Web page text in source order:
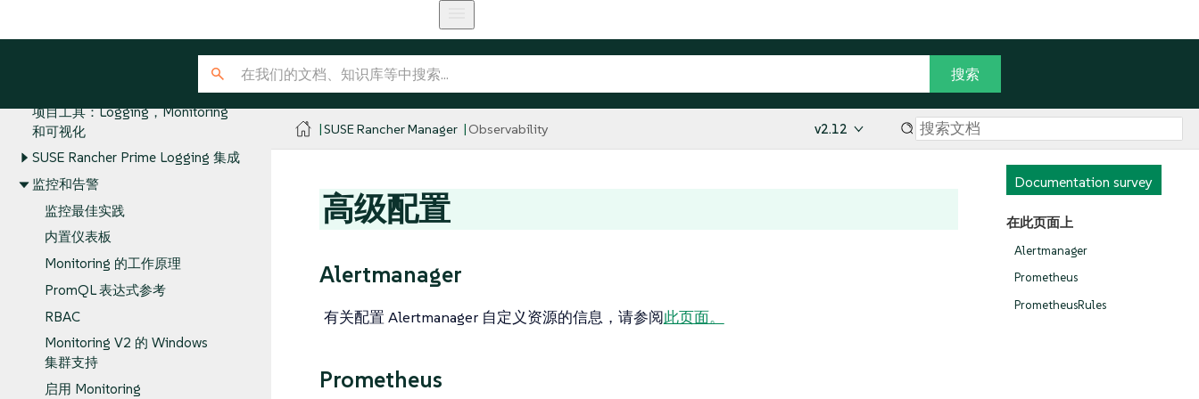
Observability
集群工具：Logging，Monitoring
项目工具：Logging，Monitoring
和可视化
SUSE Rancher Prime Logging 集成
监控和告警
监控最佳实践
内置仪表板
Monitoring 的工作原理
PromQL 表达式参考
RBAC
Monitoring V2 的 Windows
集群支持
启用 Monitoring
SUSE Rancher Manager Observability v2.12
Documentation survey
在此页面上
Alertmanager
Prometheus
PrometheusRules
高级配置
Alertmanager
有关配置 Alertmanager 自定义资源的信息，请参阅此页面。
Prometheus